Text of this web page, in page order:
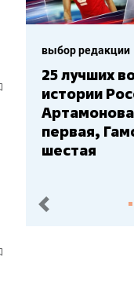
выбор редакции
Бюджеты
– главный
Барс» –
Юлаев» –
пред.